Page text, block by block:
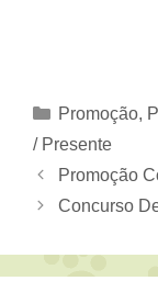
Categorias
Promoção,
/ Presente
Promoção
Concurso